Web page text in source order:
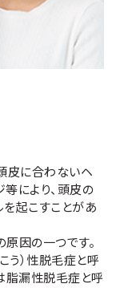
皮に合わないヘ
により、頭皮の
を起こすことがあ
因の一つです。
う）性脱毛症と呼
脂漏性脱毛症と呼